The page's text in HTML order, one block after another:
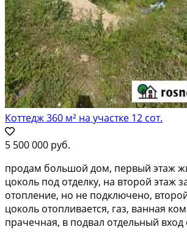
Коттедж 360 м² на участке 12 сот.
5 500 000 руб.
продам большой дом, первый этаж
цоколь под отделку, на второй этаж
отопление, но не подключено,
цоколь отопливается, газ, ванная
прачечная, в подвал отдельный вход